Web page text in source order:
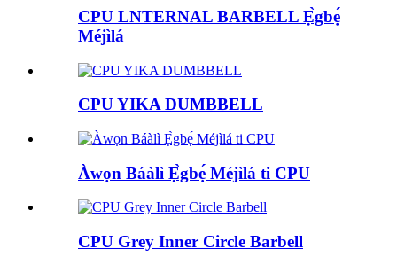
CPU LNTERNAL BARBELL Ẹ̀gbẹ́
Méjìlá
CPU YIKA DUMBBELL
Àwọn Báàlì Ẹ̀gbẹ́ Méjìlá ti CPU
CPU Grey Inner Circle Barbell